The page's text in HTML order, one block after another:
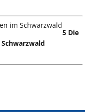
5 Die